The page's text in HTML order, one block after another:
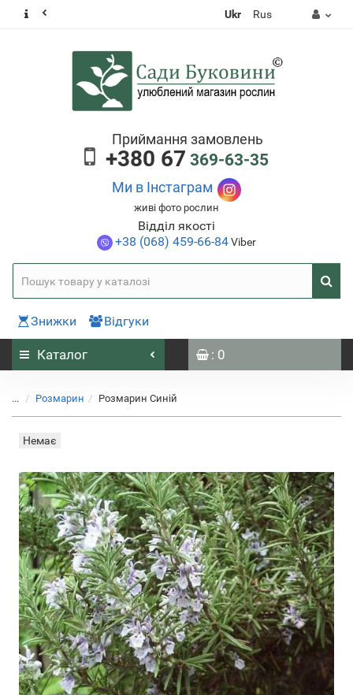
Ukr Rus
Приймання замовлень
+380 67 369-63-35
Ми в Інстаграм
живі фото рослин
Відділ якості
+38 (068) 459-66-84Viber
Знижки Відгуки
Каталог : 0
... Розмарин Розмарин Синій
Немає